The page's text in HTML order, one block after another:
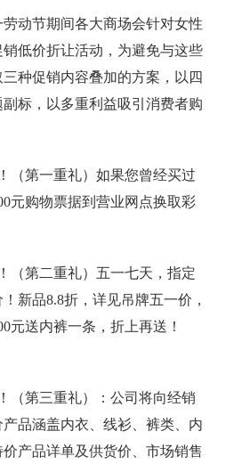
动节期间各大商场会针对女性
低价折让活动，为避免与这些
种促销内容叠加的方案，以四
标，以多重利益吸引消费者购
（第一重礼）如果您曾经买过
元购物票据到营业网点换取彩
（第二重礼）五一七天，指定
新品8.8折，详见吊牌五一价，
元送内裤一条，折上再送！
（第三重礼）：公司将向经销
品涵盖内衣、线衫、裤类、内
产品详单及供货价、市场销售